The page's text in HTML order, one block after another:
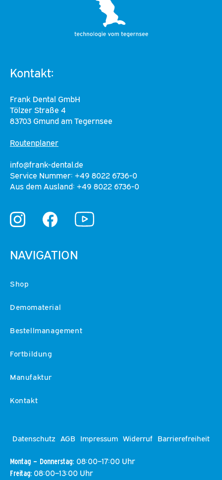
Kontakt:
Frank Dental GmbH
Tölzer Straße 4
83703 Gmund am Tegernsee
Routenplaner
info@frank-dental.de
Service Nummer: +49 8022 6736-0
Aus dem Ausland: +49 8022 6736-0
InstagramFacebook YouTube
NAVIGATION
Shop
Demomaterial
Bestellmanagement
Fortbildung
Manufaktur
Kontakt
Datenschutz AGB Impressum Widerruf Barrierefreiheit
Montag – Donnerstag: 08:00–17:00 Uhr
Freitag: 08:00–13:00 Uhr